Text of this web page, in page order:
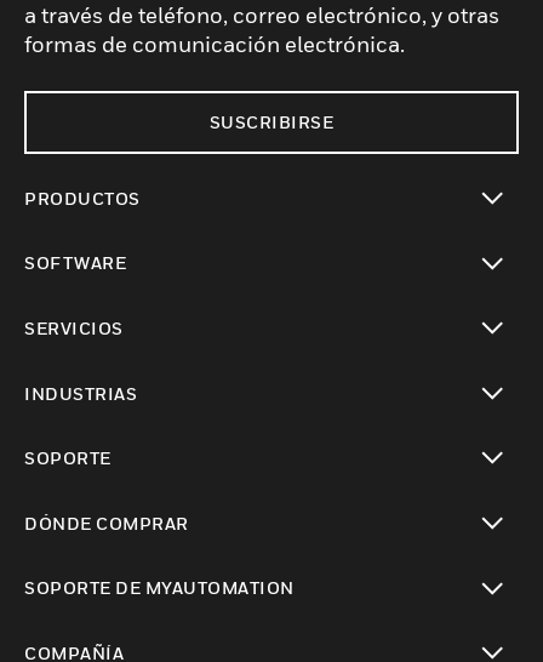
a través de teléfono, correo electrónico, y otras
formas de comunicación electrónica.
SUSCRIBIRSE
PRODUCTOS
SOFTWARE
SERVICIOS
INDUSTRIAS
SOPORTE
DÓNDE COMPRAR
SOPORTE DE MYAUTOMATION
COMPAÑÍA